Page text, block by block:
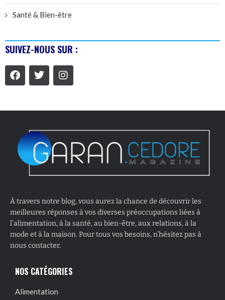
Santé & Bien-être
SUIVEZ-NOUS SUR :
À travers notre blog, vous aurez la chance de découvrir les
meilleures réponses à vos diverses préoccupations liées à
l’alimentation, à la santé, au bien-être, aux relations, à la
mode et à la maison. Pour tous vos besoins, n’hésitez pas à
nous contacter.
NOS CATÉGORIES
Alimentation